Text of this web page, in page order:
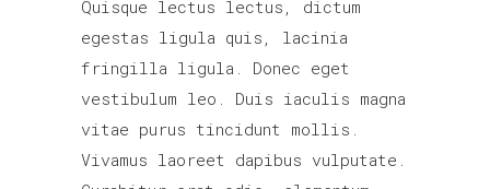
Quisque lectus lectus, dictum
egestas ligula quis, lacinia
fringilla ligula. Donec eget
vestibulum leo. Duis iaculis magna
vitae purus tincidunt mollis.
Vivamus laoreet dapibus vulputate.